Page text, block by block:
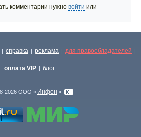
комментарии нужно войти или
| справка | реклама | для правообладателей |
оплата VIP | блог
2026 ООО « Инфон »